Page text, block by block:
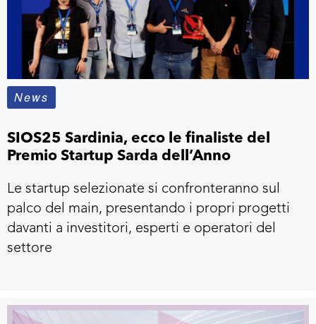
News
SIOS25 Sardinia, ecco le finaliste del
Premio Startup Sarda dell’Anno
Le startup selezionate si confronteranno sul
palco del main, presentando i propri progetti
davanti a investitori, esperti e operatori del
settore